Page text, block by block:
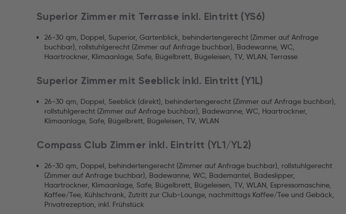
Superior Zimmer mit Terrasse inkl. Eintritt (YS6)
26-30 qm, Doppel, Superior, Gartenblick, behindertengerecht (Zimmer auf Anfrage
buchbar), rollstuhlgerecht (Zimmer auf Anfrage buchbar), Badewanne, WC,
Haartrockner, Klimaanlage, Safe, Bügelbrett, Bügeleisen, TV, WLAN, Terrasse
Superior Zimmer mit Seeblick inkl. Eintritt (Y1L)
26-30 qm, Doppel, Seeblick (direkt), behindertengerecht (Zimmer auf Anfrage buchbar),
rollstuhlgerecht (Zimmer auf Anfrage buchbar), Badewanne, WC, Haartrockner,
Klimaanlage, Safe, Bügelbrett, Bügeleisen, TV, WLAN
Compass Club Zimmer inkl. Eintritt (YL1/YL2)
26-30 qm, Doppel, behindertengerecht (Zimmer auf Anfrage buchbar), rollstuhlgerecht
(Zimmer auf Anfrage buchbar), Badewanne, WC, Bademantel, Badeslipper,
Haartrockner, Klimaanlage, Safe, Bügelbrett, Bügeleisen, TV, WLAN, Espressomaschine,
Kaffee/Tee, Kühlschrank, Zutritt zur Club-Lounge, nachmittags Kaffee/Tee und Gebäck,
Privatrezeption, inkl. Frühstück